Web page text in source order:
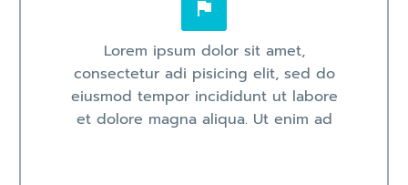


Lorem ipsum dolor sit amet,
consectetur adi pisicing elit, sed do
eiusmod tempor incididunt ut labore
et dolore magna aliqua. Ut enim ad